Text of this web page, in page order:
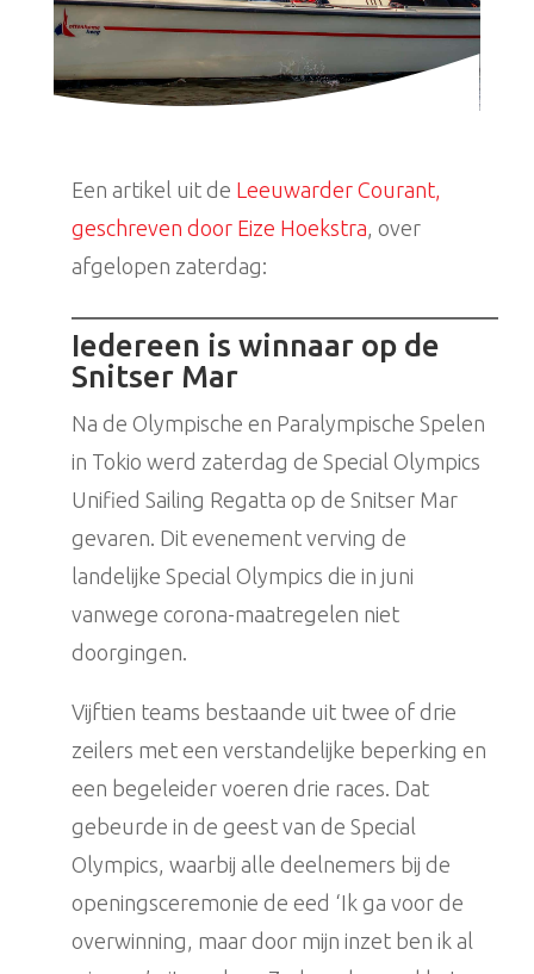
Een artikel uit de Leeuwarder Courant,
geschreven door Eize Hoekstra , over
afgelopen zaterdag:
Iedereen is winnaar op de
Snitser Mar
Na de Olympische en Paralympische Spelen
in Tokio werd zaterdag de Special Olympics
Unified Sailing Regatta op de Snitser Mar
gevaren. Dit evenement verving de
landelijke Special Olympics die in juni
vanwege corona-maatregelen niet
doorgingen.
Vijftien teams bestaande uit twee of drie
zeilers met een verstandelijke beperking en
een begeleider voeren drie races. Dat
gebeurde in de geest van de Special
Olympics, waarbij alle deelnemers bij de
openingsceremonie de eed ‘Ik ga voor de
overwinning, maar door mijn inzet ben ik al